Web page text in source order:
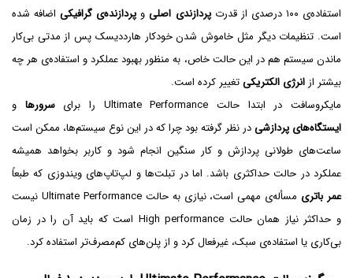
استفاده‌ی ۱۰۰ درصدی از قدرت
پردازند‌ی اصلیو پردازنده‌ی گرافیکیاضافه شده
است. تنظیمات دیگر مثل خاموش شدن خودکار هارددیسک پس از مدتی بی‌کار
ماندن سیستم هم در این حالت خاص، به منظور بهبود عملکرد و استفاده‌ی هر چه
بیشتر از انرژی الکتریکیتغییر کرده است.
مایکروسافت در ابتدا حالت Ultimate Performance را برای
سرورها و
ایستگاه‌های پردازشیدر نظر گرفته بود چرا که در این نوع سیستم‌ها، ممکن است
ساعت‌های طولانی پردازش و کار سنگین انجام شود و کاربر بخواهد همیشه
عملکرد در حالت حداکثری باشد. اما در تبلت‌ها و لپ‌تاپ‌های ویندوزی که طبعاً
عمر باتری
مسأله‌ی مهمی است، نیازی به حالت Ultimate Performance نیست
و حداکثر نیاز همان حالت High performance است که باید آن را در زمان
بی‌کاری یا استفاده‌ی سبک، غیرفعال کرد و از پلن‌های کم‌مصرف‌تر استفاده کرد.